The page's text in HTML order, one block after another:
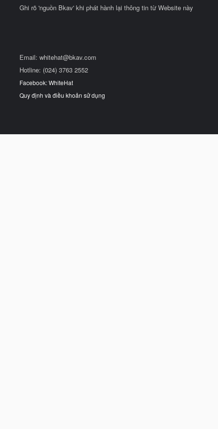
Ghi rõ 'nguồn Bkav' khi phát hành lại thông tin từ Website này
Email: whitehat@bkav.com
Hotline: (024) 3763 2552
Facebook: WhiteHat
Quy định và điều khoản sử dụng